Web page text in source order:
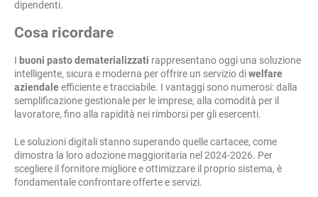
dipendenti.
Cosa ricordare
I buoni pasto dematerializzati rappresentano oggi una soluzione
intelligente, sicura e moderna per offrire un servizio diwelfare
aziendaleefficiente e tracciabile. I vantaggi sono numerosi: dalla
semplificazione gestionale per le imprese, alla comodità per il
lavoratore, fino alla rapidità nei rimborsi per gli esercenti.
Le soluzioni digitali stanno superando quelle cartacee, come
dimostra la loro adozione maggioritaria nel 2024-2026. Per
scegliere il fornitore migliore e ottimizzare il proprio sistema, è
fondamentale confrontare offerte e servizi.